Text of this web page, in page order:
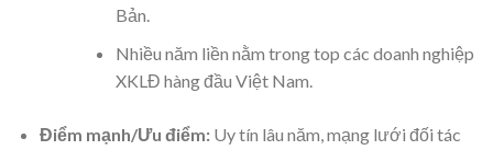
Bản.
Nhiều năm liền nằm trong top các doanh nghiệp
XKLĐ hàng đầu Việt Nam.
Điểm mạnh/Ưu điểm:Uy tín lâu năm, mạng lưới đối tác